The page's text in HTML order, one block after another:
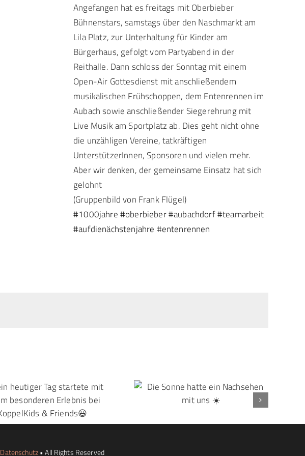
Angefangen hat es freitags mit Oberbieber
Bühnenstars, samstags über den Naschmarkt am
Lila Platz, zur Unterhaltung für Kinder am
Bürgerhaus, gefolgt vom Partyabend in der
Reithalle. Dann schloss der Sonntag mit einem
Open-Air Gottesdienst mit anschließendem
musikalischen Frühschoppen, dem Entenrennen im
Aubach sowie anschließender Siegerehrung mit
Live Musik am Sportplatz ab. Dies geht nicht ohne
die unzähligen Vereine, tatkräftigen
UnterstützerInnen, Sponsoren und vielen mehr.
Aber wir denken, der gemeinsame Einsatz hat sich
gelohnt
(Gruppenbild von Frank Flügel)
#1000jahre#oberbieber#aubachdorf#teamarbeit
#aufdienächstenjahre #entenrennen
Datenschutz• All Rights Reserved